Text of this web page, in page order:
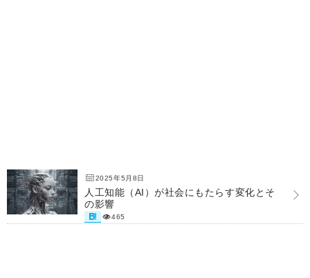
2025年5月8日
人工知能（AI）が社会にもたらす変化とそ
の影響
465